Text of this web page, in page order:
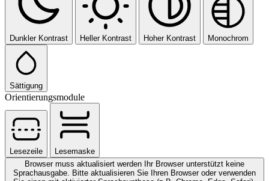
Dunkler Kontrast Heller Kontrast Hoher Kontrast Monochrom
Sättigung
Orientierungsmodule
Lesezeile
Lesemaske
Browser muss aktualisiert werden
Ihr Browser unterstützt keine
Sprachausgabe. Bitte aktualisieren Sie Ihren Browser oder verwenden